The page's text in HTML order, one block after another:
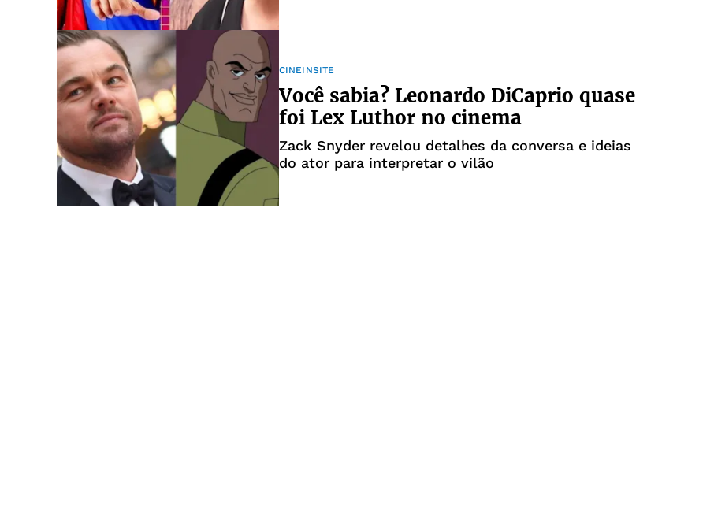
CINEINSITE
Você sabia? Leonardo DiCaprio quase
foi Lex Luthor no cinema
Zack Snyder revelou detalhes da conversa e ideias
do ator para interpretar o vilão